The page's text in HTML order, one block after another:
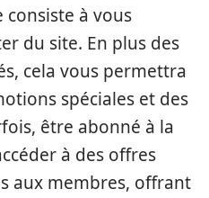
consiste à vous
du site. En plus des
cela vous permettra
spéciales et des
être abonné à la
à des offres
aux membres, offrant